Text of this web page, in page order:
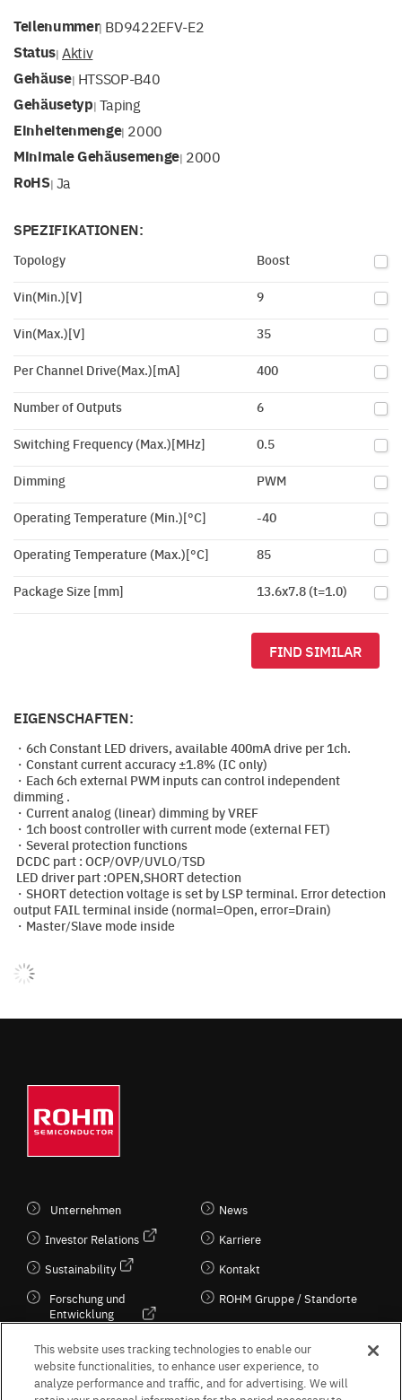
Teilenummer| BD9422EFV-E2
Status| Aktiv
Gehäuse| HTSSOP-B40
Gehäusetyp| Taping
Einheitenmenge| 2000
Minimale Gehäusemenge| 2000
RoHS| Ja
SPEZIFIKATIONEN:
Topology Boost
Vin(Min.)[V] 9
Vin(Max.)[V] 35
Per Channel Drive(Max.)[mA] 400
Number of Outputs 6
Switching Frequency (Max.)[MHz] 0.5
Dimming PWM
Operating Temperature (Min.)[°C] -40
Operating Temperature (Max.)[°C] 85
Package Size [mm] 13.6x7.8 (t=1.0)
FIND SIMILAR
EIGENSCHAFTEN:
・6ch Constant LED drivers, available 400mA drive per 1ch.
・Constant current accuracy ±1.8% (IC only)
・Each 6ch external PWM inputs can control independent
dimming .
・Current analog (linear) dimming by VREF
・1ch boost controller with current mode (external FET)
・Several protection functions
DCDC part : OCP/OVP/UVLO/TSD
LED driver part :OPEN,SHORT detection
・SHORT detection voltage is set by LSP terminal. Error detection
output FAIL terminal inside (normal=Open, error=Drain)
・Master/Slave mode inside
Unternehmen
Investor Relations
Sustainability
Forschung und
Entwicklung
Kultur / Wirtschaft
News
Karriere
Kontakt
ROHM Gruppe / Standorte
This website uses tracking technologies to enable our
website functionalities, to enhance user experience, to
analyze performance and traffic, and for advertising. We will